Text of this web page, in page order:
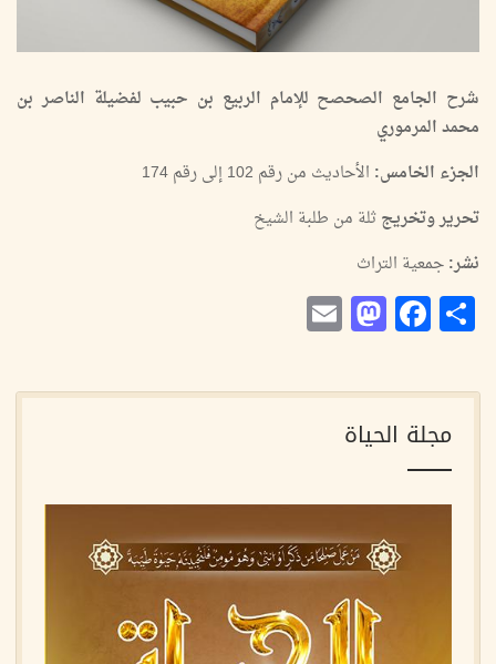
شرح الجامع الصحصح للإمام الربيع بن حبيب لفضيلة الناصر بن
محمد المرموري
الجزء الخامس: الأحاديث من رقم 102 إلى رقم 174
تحرير وتخريجثلة من طلبة الشيخ
نشر:جمعية التراث
Share
Facebook
Mastodon
مجلة الحياة